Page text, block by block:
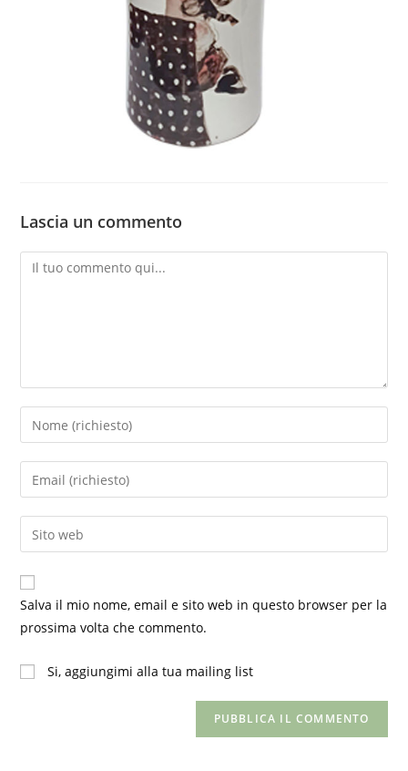
Lascia un commento
Commento
Inserisci
il
tuo
nome
nome
utente
per
commentare
Inserisci
il
tuo
indirizzo
per
commentare
Inserisci
l'URL
del
sito
(facoltativo)
Salva il mio nome, email e sito web in questo browser per la
prossima volta che commento.
Si, aggiungimi alla tua mailing list